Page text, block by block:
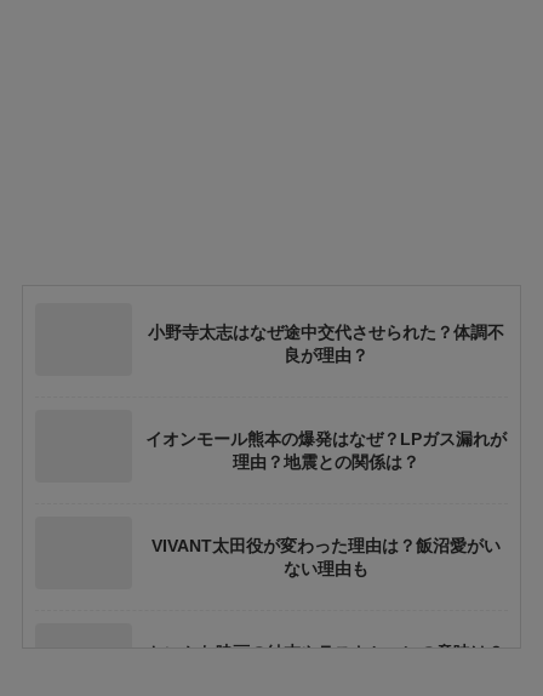
小野寺太志はなぜ途中交代させられた？体調不
良が理由？
イオンモール熊本の爆発はなぜ？LPガス漏れが
理由？地震との関係は？
VIVANT太田役が変わった理由は？飯沼愛がい
ない理由も
ちいかわ映画の結末やラストシーンの意味は？